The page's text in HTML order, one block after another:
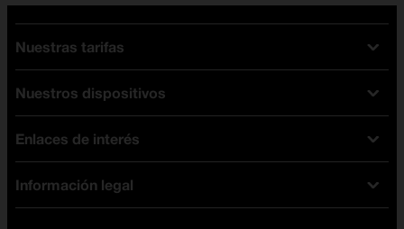
Nuestras tarifas
Tarifas Orange
Tarifas fibra y móvil
Tarifas móviles
Tarifas internet y fibra
Tarifas de tarjeta prepago
Nuestros dispositivos
Ofertas en móviles
iPhone
PlayStation 5
Enlaces de interés
Test de velocidad
Buscador de tiendas
Información legal